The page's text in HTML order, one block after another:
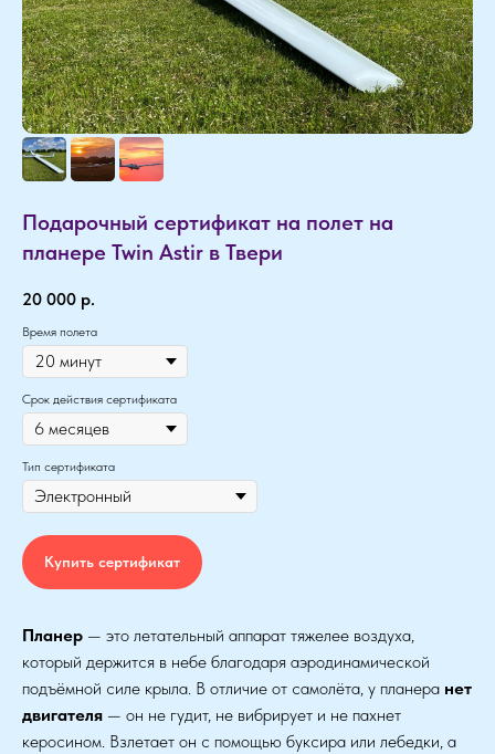
Подарочный сертификат на полет на
планере Twin Astir в Твери
20 000 р.
Время полета
Срок действия сертификата
Тип сертификата
Купить сертификат
Планер — это летательный аппарат тяжелее воздуха,
который держится в небе благодаря аэродинамической
подъёмной силе крыла. В отличие от самолёта, у планера нет
двигателя — он не гудит, не вибрирует и не пахнет
керосином. Взлетает он с помощью буксира или лебедки, а